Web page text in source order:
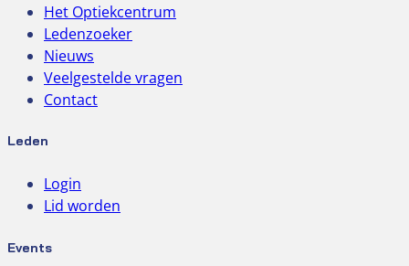
Het Optiekcentrum
Ledenzoeker
Nieuws
Veelgestelde vragen
Contact
Leden
Login
Lid worden
Events